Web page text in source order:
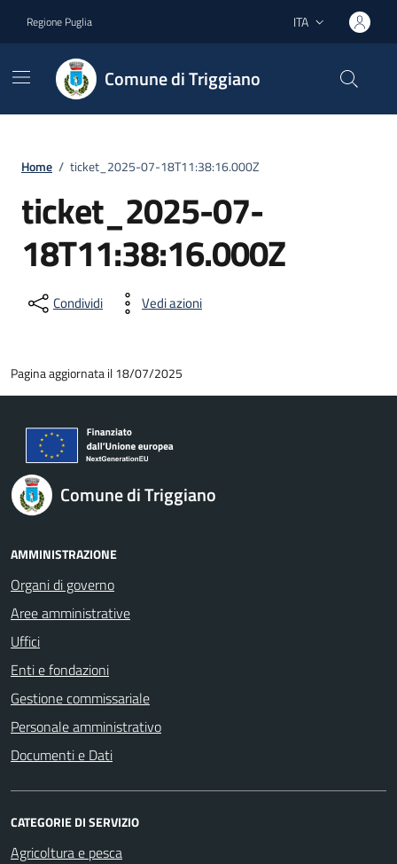
Regione Puglia Lingua attiva:
ITA
Comune di Triggiano
Home / ticket_2025-07-18T11:38:16.000Z
ticket_2025-07-
18T11:38:16.000Z
Condividi Vedi azioni
Pagina aggiornata il 18/07/2025
Comune di Triggiano
AMMINISTRAZIONE
Organi di governo
Aree amministrative
Uffici
Enti e fondazioni
Gestione commissariale
Personale amministrativo
Documenti e Dati
CATEGORIE DI SERVIZIO
Agricoltura e pesca